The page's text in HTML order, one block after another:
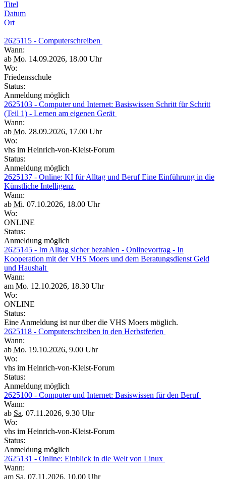
Titel
Datum
Ort
2625115 - Computerschreiben
Wann:
ab Mo. 14.09.2026, 18.00 Uhr
Wo:
Friedensschule
Status:
Anmeldung möglich
2625103 - Computer und Internet: Basiswissen Schritt für Schritt
(Teil 1) - Lernen am eigenen Gerät
Wann:
ab Mo. 28.09.2026, 17.00 Uhr
Wo:
vhs im Heinrich-von-Kleist-Forum
Status:
Anmeldung möglich
2625137 - Online: KI für Alltag und Beruf Eine Einführung in die
Künstliche Intelligenz
Wann:
ab Mi. 07.10.2026, 18.00 Uhr
Wo:
ONLINE
Status:
Anmeldung möglich
2625145 - Im Alltag sicher bezahlen - Onlinevortrag - In
Kooperation mit der VHS Moers und dem Beratungsdienst Geld
und Haushalt
Wann:
am Mo. 12.10.2026, 18.30 Uhr
Wo:
ONLINE
Status:
Eine Anmeldung ist nur über die VHS Moers möglich.
2625118 - Computerschreiben in den Herbstferien
Wann:
ab Mo. 19.10.2026, 9.00 Uhr
Wo:
vhs im Heinrich-von-Kleist-Forum
Status:
Anmeldung möglich
2625100 - Computer und Internet: Basiswissen für den Beruf
Wann:
ab Sa. 07.11.2026, 9.30 Uhr
Wo:
vhs im Heinrich-von-Kleist-Forum
Status:
Anmeldung möglich
2625131 - Online: Einblick in die Welt von Linux
Wann:
am Sa. 07.11.2026, 10.00 Uhr